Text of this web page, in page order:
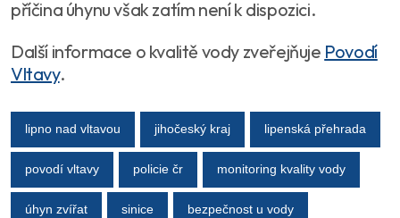
příčina úhynu však zatím není k dispozici.
Další informace o kvalitě vody zveřejňuje Povodí
Vltavy.
lipno nad vltavou jihočeský kraj lipenská přehrada
povodí vltavy policie čr monitoring kvality vody
úhyn zvířat sinice bezpečnost u vody